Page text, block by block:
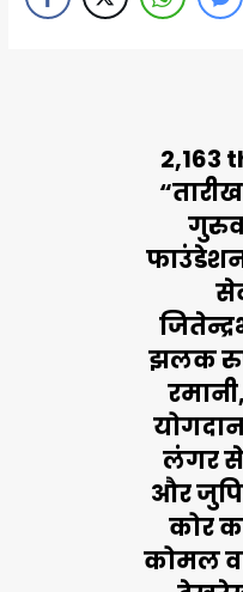
2,163
झलक
लंगर
और
कोर
कोमल